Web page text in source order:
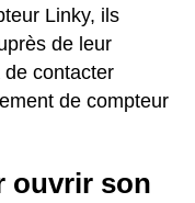
Linky, ils
de leur
contacter
de compteur
ouvrir son